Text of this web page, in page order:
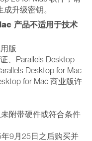
升级密钥。
产品不适用于技术
版
、Parallels Desktop
Desktop for Mac
for Mac 商业版许
附带硬件或符合条件
9月25日之后购买并